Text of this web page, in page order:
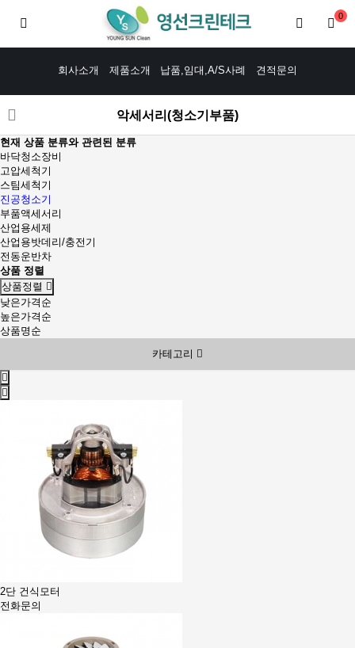
0
회사소개 제품소개 납품,임대,A/S사례 견적문의
악세서리(청소기부품)
현재 상품 분류와 관련된 분류
바닥청소장비
고압세척기
스팀세척기
진공청소기
부품액세서리
산업용세제
산업용밧데리/충전기
전동운반차
상품 정렬
상품정렬
낮은가격순
높은가격순
상품명순
카테고리
2단 건식모터
전화문의